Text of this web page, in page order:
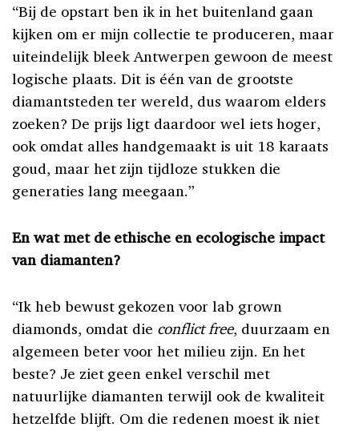
“Bij de opstart ben ik in het buitenland gaan
kijken om er mijn collectie te produceren, maar
uiteindelijk bleek Antwerpen gewoon de meest
logische plaats. Dit is één van de grootste
diamantsteden ter wereld, dus waarom elders
zoeken? De prijs ligt daardoor wel iets hoger,
ook omdat alles handgemaakt is uit 18 karaats
goud, maar het zijn tijdloze stukken die
generaties lang meegaan.”
En wat met de ethische en ecologische impact
van diamanten?
“Ik heb bewust gekozen voor lab grown
diamonds, omdat die conflict free, duurzaam en
algemeen beter voor het milieu zijn. En het
beste? Je ziet geen enkel verschil met
natuurlijke diamanten terwijl ook de kwaliteit
hetzelfde blijft. Om die redenen moest ik niet